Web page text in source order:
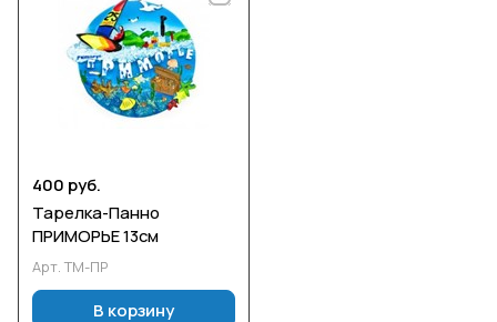
400 руб.
Тарелка-Панно
ПРИМОРЬЕ 13см
Арт. ТМ-ПР
В корзину